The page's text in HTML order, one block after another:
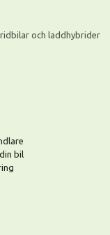
och laddhybrider
bil